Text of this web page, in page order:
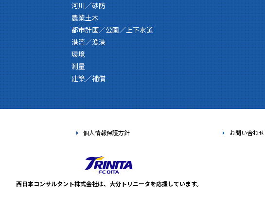
河川／砂防
農業土木
都市計画／公園／上下水道
港湾／漁港
環境
測量
建築／補償
個人情報保護方針 お問い合わせ
西日本コンサルタント株式会社は、 大分トリニータを応援しています。